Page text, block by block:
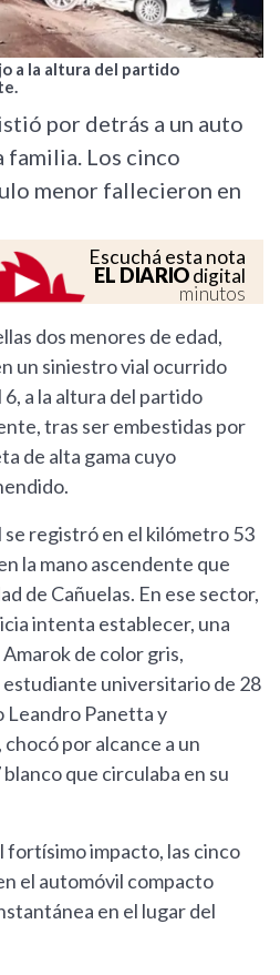
a la altura del partido
por detrás a un auto
familia. Los cinco
menor fallecieron en
Escuchá esta nota
EL DIARIOdigital
minutos
dos menores de edad,
un siniestro vial ocurrido
a la altura del partido
tras ser embestidas por
de alta gama cuyo
registró en el kilómetro 53
la mano ascendente que
de Cañuelas. En ese sector,
intenta establecer, una
de color gris,
universitario de 28
Leandro Panetta y
por alcance a un
que circulaba en su
fortísimo impacto, las cinco
el automóvil compacto
en el lugar del